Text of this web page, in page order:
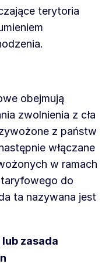
terytoria
obejmują
zwolnienia z cła
z państw
włączane
w ramach
do
ta nazywana jest
zasada